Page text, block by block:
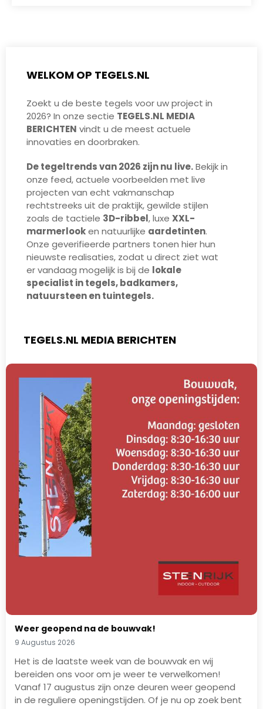
WELKOM OP TEGELS.NL
Zoekt u de beste tegels voor uw project in
2026? In onze sectie TEGELS.NL MEDIA
BERICHTEN vindt u de meest actuele
innovaties en doorbraken.
De tegeltrends van 2026 zijn nu live.Bekijk in
onze feed, actuele voorbeelden met live
projecten van echt vakmanschap
rechtstreeks uit de praktijk,gewilde stijlen
zoals de tactiele 3D-ribbel, luxe XXL-
marmerlooken natuurlijke aardetinten.
Onze geverifieerde partners tonen hier hun
nieuwste realisaties, zodat u direct ziet wat
er vandaag mogelijk is bij de lokale
specialist in tegels, badkamers,
natuursteen en tuintegels.
TEGELS.NL MEDIA BERICHTEN
Weer geopend na de bouwvak!
9 Augustus 2026
Het is de laatste week van de bouwvak en wij
bereiden ons voor om je weer te verwelkomen!
Vanaf 17 augustus zijn onze deuren weer geopend
in de reguliere openingstijden. Of je nu op zoek bent